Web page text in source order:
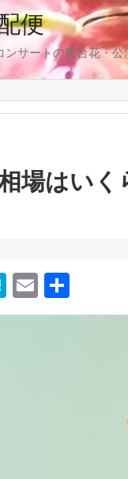
便
ンサートの舞台花・
場はいく
H
at
E
m 有